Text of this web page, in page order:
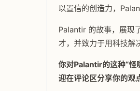
以置信的创造力，
Palantir 的故事，展现
才，并致力于用科技解
你对Palantir的这种“怪
迎在评论区分享你的观